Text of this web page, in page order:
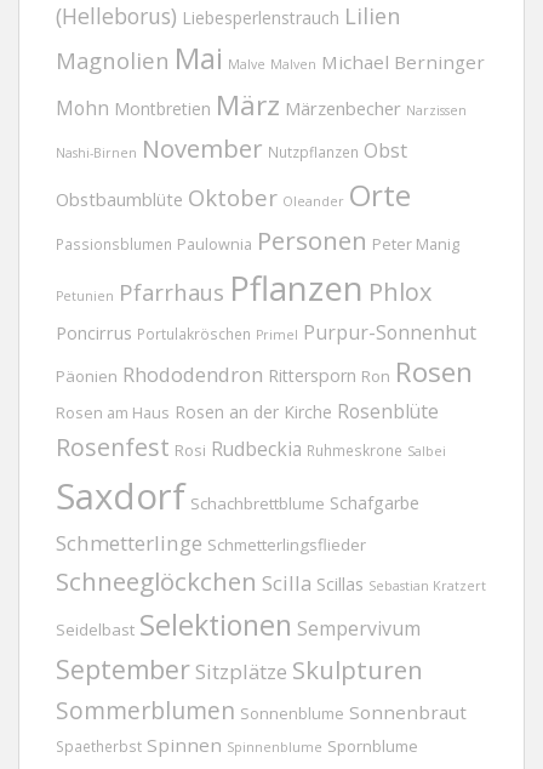
(Helleborus) Liebesperlenstrauch Lilien
Magnolien Mai Malve Malven Michael Berninger
Mohn Montbretien März Märzenbecher Narzissen
Nashi-Birnen November Nutzpflanzen Obst
Obstbaumblüte Oktober Oleander Orte
Passionsblumen Paulownia Personen Peter Manig
Petunien Pfarrhaus Pflanzen Phlox
Poncirrus Portulakröschen Primel Purpur-Sonnenhut
Päonien Rhododendron Rittersporn Ron Rosen
Rosen am Haus Rosen an der Kirche Rosenblüte
Rosenfest Rosi Rudbeckia Ruhmeskrone Salbei
Saxdorf Schachbrettblume Schafgarbe
Schmetterlinge Schmetterlingsflieder
Schneeglöckchen Scilla Scillas Sebastian Kratzert
Seidelbast Selektionen Sempervivum
September Sitzplätze Skulpturen
Sommerblumen Sonnenblume Sonnenbraut
Spaetherbst Spinnen Spinnenblume Spornblume